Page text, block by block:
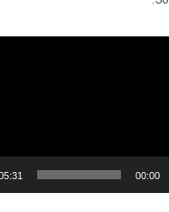
00:00